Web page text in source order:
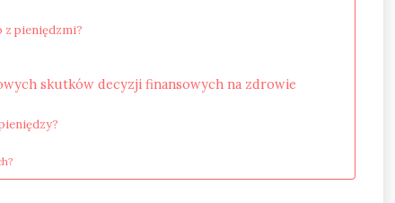
z pieniędzmi?
skutków decyzji finansowych na zdrowie